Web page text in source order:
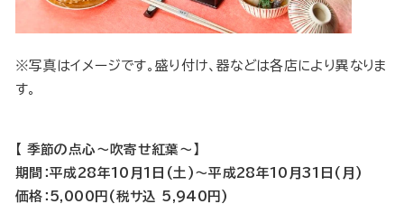
※写真はイメージです。盛り付け、器などは各店により異なりま
す。
【 季節の点心～吹寄せ紅葉～】
期間：平成28年10月1日(土)～平成28年10月31日(月)
価格：5,000円(税サ込 5,940円)